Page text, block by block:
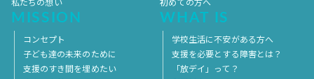
私たちの想い
MISSION
コンセプト
子ども達の未来のために
支援のすき間を埋めたい
初めての方へ
WHAT IS
学校生活に不安がある方へ
支援を必要とする障害とは？
「放デイ」って？